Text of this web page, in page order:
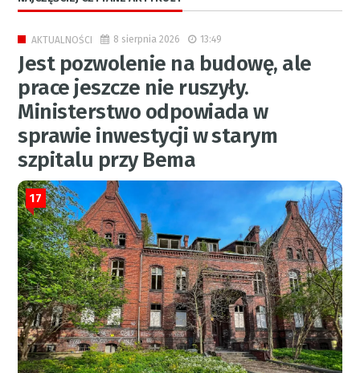
AKTUALNOŚCI 8 sierpnia 2026 13:49
Jest pozwolenie na budowę, ale
prace jeszcze nie ruszyły.
Ministerstwo odpowiada w
sprawie inwestycji w starym
szpitalu przy Bema
17